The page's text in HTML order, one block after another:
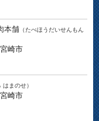
本舗 （たべほうだいせんもん
崎市
はまのせ）
崎市